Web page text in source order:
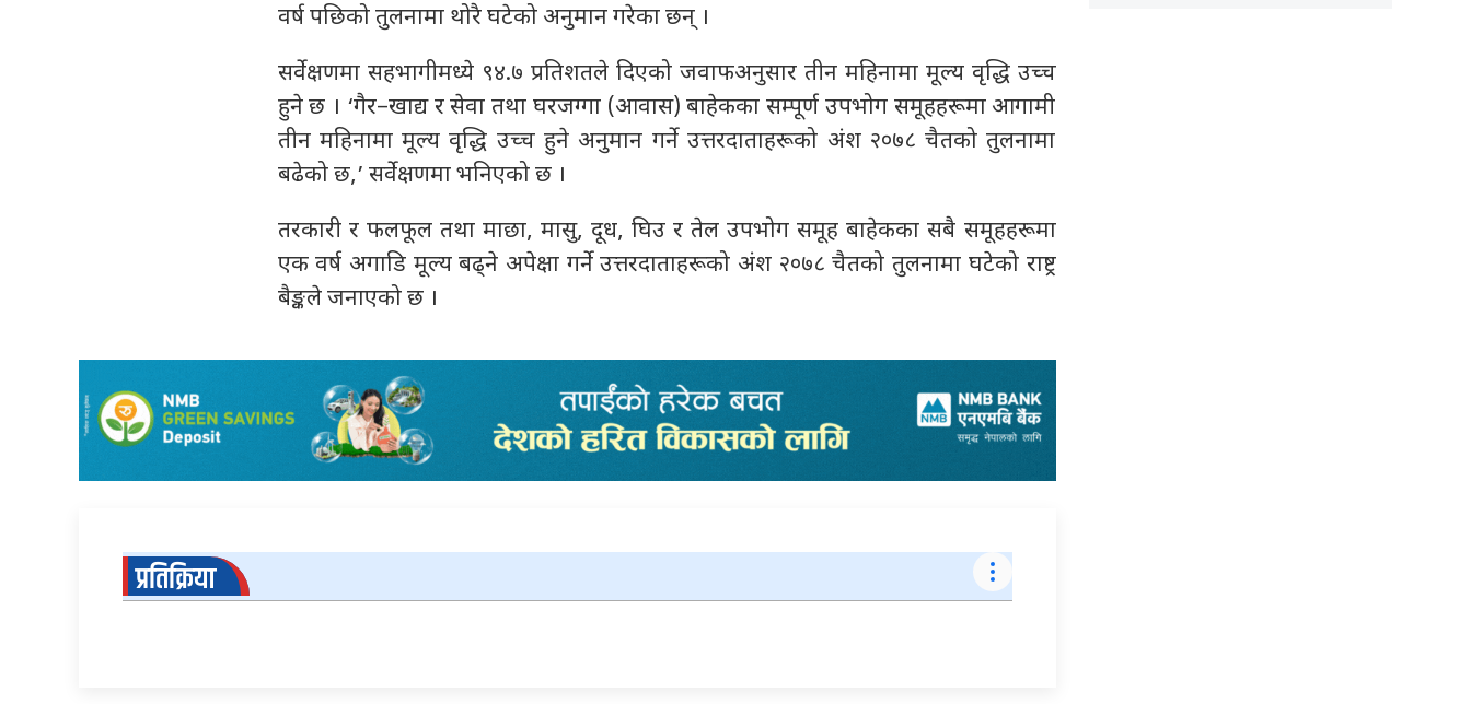
वर्ष पछिको तुलनामा थोरै घटेको अनुमान गरेका छन् ।
सर्वेक्षणमा सहभागीमध्ये ९४.७ प्रतिशतले दिएको जवाफअनुसार तीन महिनामा मूल्य वृद्धि उच्च
हुने छ । ‘गैर–खाद्य र सेवा तथा घरजग्गा (आवास) बाहेकका सम्पूर्ण उपभोग समूहहरूमा आगामी
तीन महिनामा मूल्य वृद्धि उच्च हुने अनुमान गर्ने उत्तरदाताहरूको अंश २०७८ चैतको तुलनामा
बढेको छ,’ सर्वेक्षणमा भनिएको छ ।
तरकारी र फलफूल तथा माछा, मासु, दूध, घिउ र तेल उपभोग समूह बाहेकका सबै समूहहरूमा
एक वर्ष अगाडि मूल्य बढ्ने अपेक्षा गर्ने उत्तरदाताहरूको अंश २०७८ चैतको तुलनामा घटेको राष्ट्र
बैङ्कले जनाएको छ ।
प्रतिक्रिया